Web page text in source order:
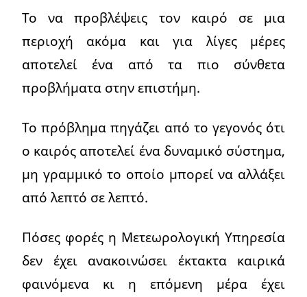
Το να προβλέψεις τον καιρό σε μια
περιοχή ακόμα και για λίγες μέρες
αποτελεί ένα από τα πιο σύνθετα
προβλήματα στην επιστήμη.
Το πρόβλημα πηγάζει από το γεγονός ότι
ο καιρός αποτελεί ένα δυναμικό σύστημα,
μη γραμμικό το οποίο μπορεί να αλλάξει
από λεπτό σε λεπτό.
Πόσες φορές η Μετεωρολογική Υπηρεσία
δεν έχει ανακοινώσει έκτακτα καιρικά
φαινόμενα κι η επόμενη μέρα έχει